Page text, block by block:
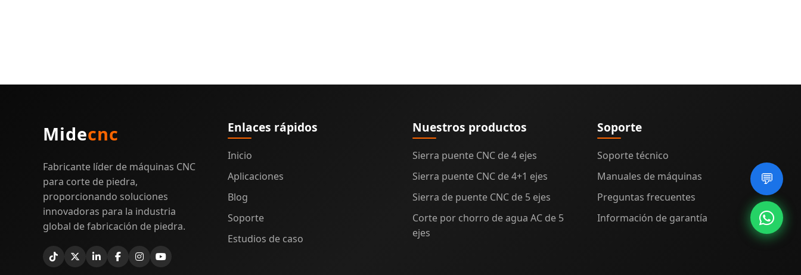
💬
Midecnc
Fabricante líder de máquinas CNC
para corte de piedra,
proporcionando soluciones
innovadoras para la industria
global de fabricación de piedra.
Enlaces rápidos
Inicio
Aplicaciones
Blog
Soporte
Estudios de caso
Nuestros productos
Sierra puente CNC de 4 ejes
Sierra puente CNC de 4+1 ejes
Sierra de puente CNC de 5 ejes
Corte por chorro de agua AC de 5
ejes
Soporte
Soporte técnico
Manuales de máquinas
Preguntas frecuentes
Información de garantía